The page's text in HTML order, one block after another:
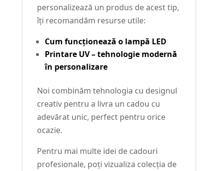
personalizează un produs de acest tip,
îți recomandăm resurse utile:
Cum funcționează o lampă LED
Printare UV – tehnologie modernă
în personalizare
Noi combinăm tehnologia cu designul
creativ pentru a livra un cadou cu
adevărat unic, perfect pentru orice
ocazie.
Pentru mai multe idei de cadouri
profesionale, poți vizualiza colecția de